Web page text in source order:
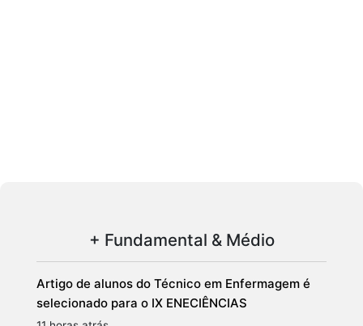
+ Fundamental & Médio
Artigo de alunos do Técnico em Enfermagem é
selecionado para o IX ENECIÊNCIAS